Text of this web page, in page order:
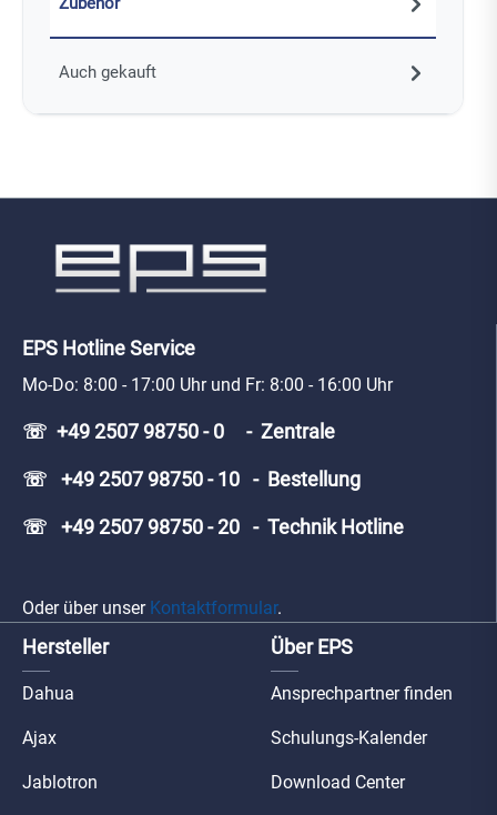
Auch gekauft
EPS Hotline Service
Mo-Do: 8:00 - 17:00 Uhr und Fr: 8:00 - 16:00 Uhr
☏ +49 2507 98750 - 0 - Zentrale
☏ +49 2507 98750 - 10 - Bestellung
☏ +49 2507 98750 - 20 - Technik Hotline
Oder über unser Kontaktformular.
Hersteller
Dahua
Ajax
Jablotron
Über EPS
Ansprechpartner finden
Schulungs-Kalender
Download Center